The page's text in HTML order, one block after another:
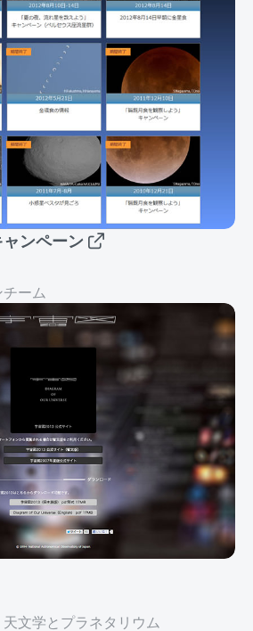
ンペーン
ーム
文学とプラネタリウム